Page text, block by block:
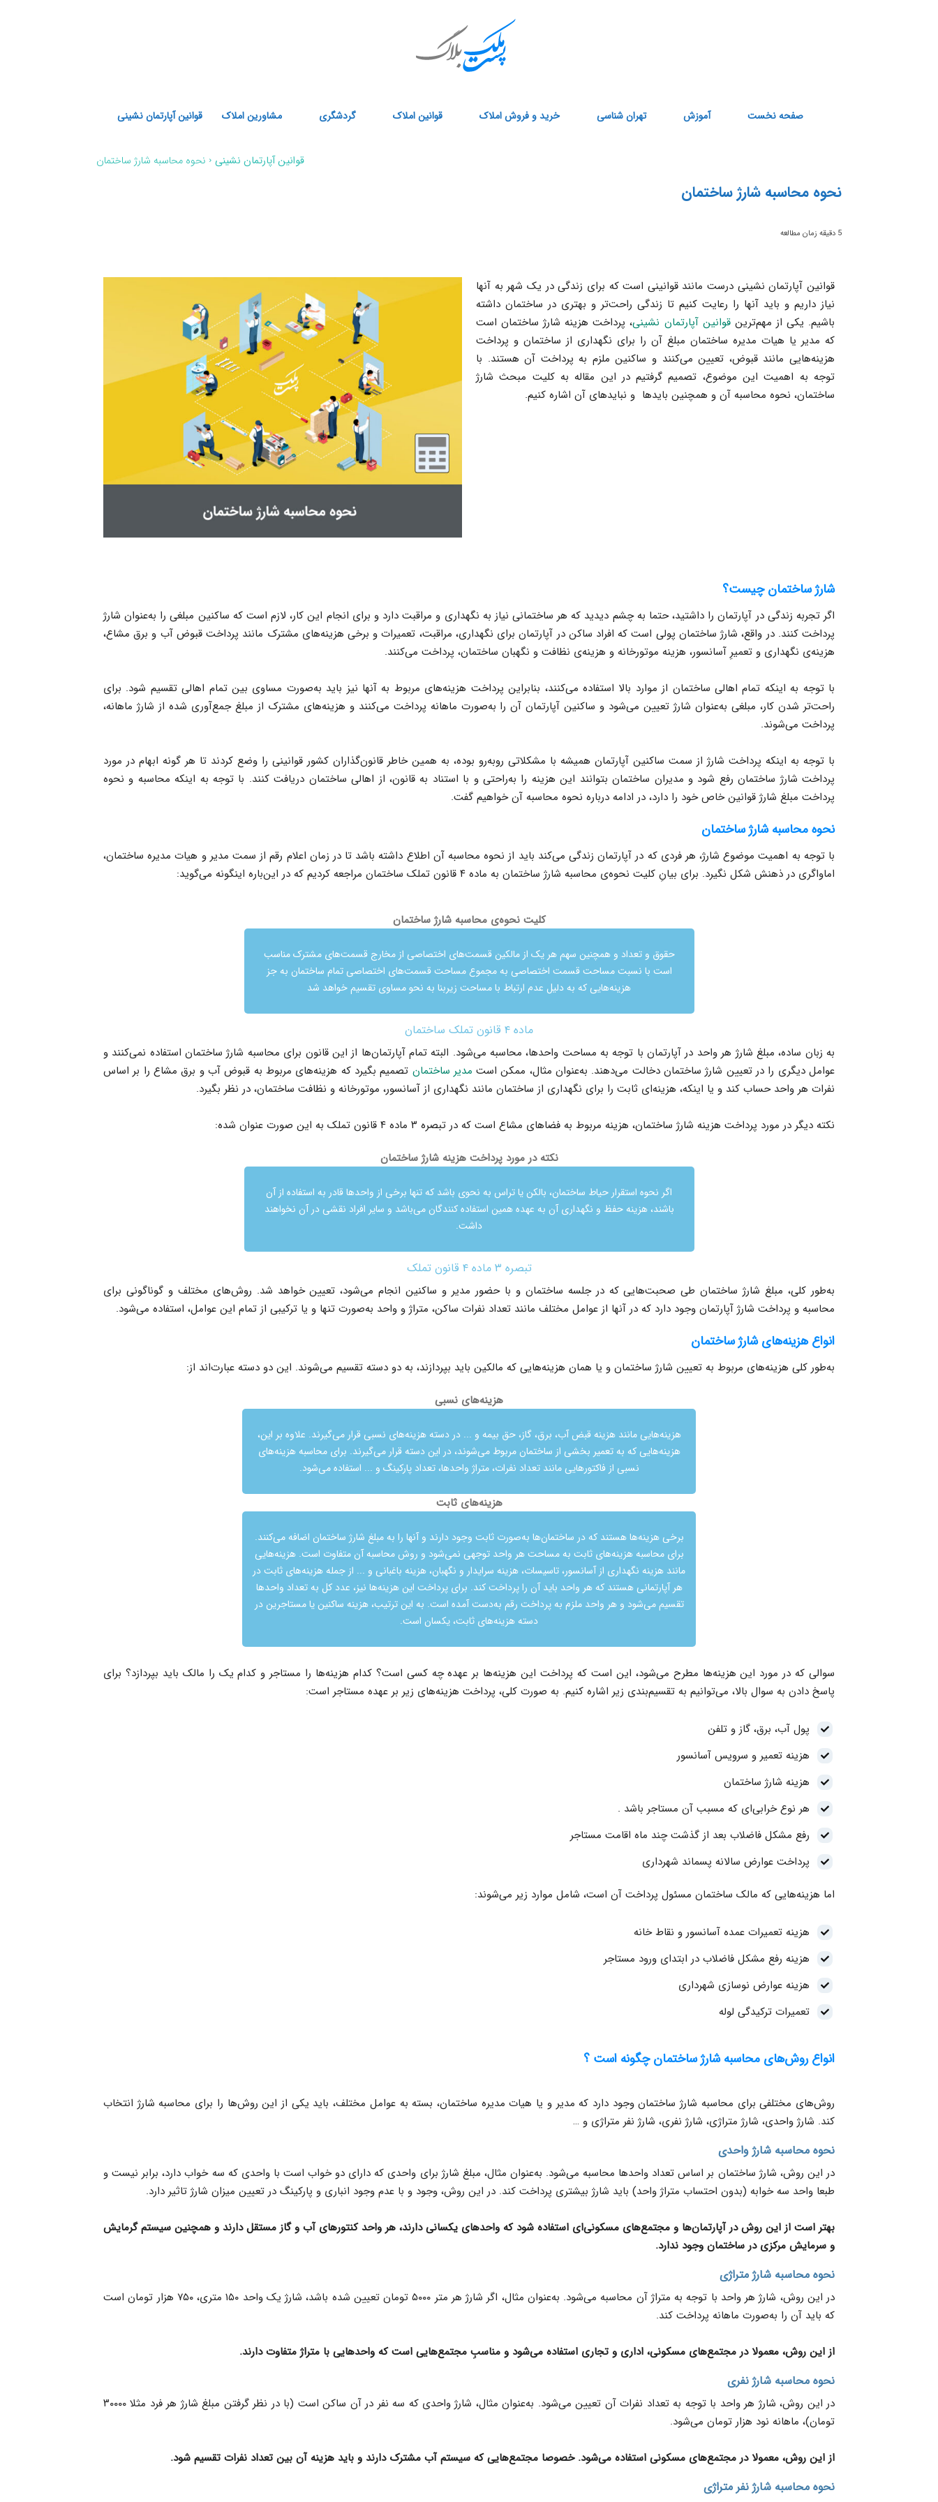
صفحه نخست آموزش تهران شناسی خرید و فروش املاک قوانین املاک گردشگری مشاورین املاک قوانین آپارتمان نشینی
قوانین آپارتمان نشینی نحوه محاسبه شارژ ساختمان
نحوه محاسبه شارژ ساختمان
5 دقیقه زمان مطالعه
قوانین آپارتمان نشینی درست مانند قوانینی است که برای زندگی در یک شهر به آنها
نیاز داریم و باید آنها را رعایت کنیم تا زندگی راحت‌تر و بهتری در ساختمان داشته
باشیم. یکی از مهم‌ترینقوانین آپارتمان نشینی، پرداخت هزینه شارژ ساختمان است
که مدیر یا هیات مدیره ساختمان مبلغ آن را برای نگهداری از ساختمان و پرداخت
هزینه‌هایی مانند قبوض، تعیین می‌کنند و ساکنین ملزم به پرداخت آن هستند. با
توجه به اهمیت این موضوع، تصمیم گرفتیم در این مقاله به کلیت مبحث شارژ
ساختمان، نحوه محاسبه آن و همچنین بایدها و نبایدهای آن اشاره کنیم.
شارژ ساختمان چیست؟
اگر تجربه زندگی در آپارتمان را داشتید، حتما به چشم دیدید که هر ساختمانی نیاز به نگهداری و مراقبت دارد و برای انجام این کار، لازم است که ساکنین مبلغی را به‌عنوان شارژ
پرداخت کنند. در واقع، شارژ ساختمان پولی است که افراد ساکن در آپارتمان برای نگهداری، مراقبت، تعمیرات و برخی هزینه‌های مشترک مانند پرداخت قبوض آب و برق مشاع،
هزینه‌ی نگهداری و تعمیرِ آسانسور، هزینه موتورخانه و هزینه‌ی نظافت و نگهبان ساختمان، پرداخت می‌کنند.
با توجه به اینکه تمام اهالی ساختمان از موارد بالا استفاده می‌کنند، بنابراین پرداخت هزینه‌های مربوط به آنها نیز باید به‌صورت مساوی بین تمام اهالی تقسیم شود. برای
راحت‌تر شدن کار، مبلغی به‌عنوان شارژ تعیین می‌شود و ساکنین آپارتمان آن را به‌صورت ماهانه پرداخت می‌کنند و هزینه‌های مشترک از مبلغ جمع‌آوری شده از شارژ ماهانه،
پرداخت می‌شوند.
با توجه به اینکه پرداخت شارژ از سمت ساکنین آپارتمان همیشه با مشکلاتی روبه‌رو بوده، به همین خاطر قانون‌گذاران کشور قوانینی را وضع کردند تا هر گونه ابهام در مورد
پرداخت شارژ ساختمان رفع شود و مدیران ساختمان بتوانند این هزینه را به‌راحتی و با استناد به قانون، از اهالی ساختمان دریافت کنند. با توجه به اینکه محاسبه و نحوه
پرداخت مبلغ شارژ قوانین خاص خود را دارد، در ادامه درباره نحوه محاسبه آن خواهیم گفت.
نحوه محاسبه شارژ ساختمان
با توجه به اهمیت موضوع شارژ، هر فردی که در آپارتمان زندگی می‌کند باید از نحوه محاسبه آن اطلاع داشته باشد تا در زمان اعلام رقم از سمت مدیر و هیات مدیره ساختمان،
اما‌واگری در ذهنش شکل نگیرد. برای بیانِ کلیت نحوه‌ی محاسبه شارژ ساختمان به ماده ۴ قانون تملک ساختمان مراجعه کردیم که در این‌باره اینگونه می‌گوید:
کلیت نحوه‌ی محاسبه شارژ ساختمان
حقوق و تعداد و همچنین سهم هر یک از مالکین قسمت‌های اختصاصی از مخارج قسمت‌های مشترک مناسب
است با نسبت مساحت قسمت اختصاصی به مجموع مساحت قسمت‌های اختصاصی تمام ساختمان به جز
هزینه‌هایی که به دلیل عدم ارتباط با مساحت زیربنا به نحو مساوی تقسیم خواهد شد
ماده ۴ قانون تملک ساختمان
به زبان ساده، مبلغ شارژ هر واحد در آپارتمان با توجه به مساحت واحدها، محاسبه می‌شود. البته تمام آپارتمان‌ها از این قانون برای محاسبه شارژ ساختمان استفاده نمی‌کنند و
عوامل دیگری را در تعیین شارژ ساختمان دخالت می‌دهند. به‌عنوان مثال، ممکن است مدیر ساختمان تصمیم بگیرد که هزینه‌های مربوط به قبوض آب و برق مشاع را بر اساس
نفرات هر واحد حساب کند و یا اینکه، هزینه‌ای ثابت را برای نگهداری از ساختمان مانند نگهداری از آسانسور، موتورخانه و نظافت ساختمان، در نظر بگیرد.
نکته دیگر در مورد پرداخت هزینه شارژ ساختمان، هزینه مربوط به فضاهای مشاع است که در تبصره ۳ ماده ۴ قانون تملک به این صورت عنوان شده:
نکته در مورد پرداخت هزینه شارژ ساختمان
اگر نحوه استقرار حیاط ساختمان، بالکن یا تراس به نحوی باشد که تنها برخی از واحدها قادر به استفاده از آن
باشند، هزینه حفظ و نگهداری آن به عهده همین استفاده کنندگان می‌باشد و سایر افراد نقشی در آن نخواهند
داشت.
تبصره ۳ ماده ۴ قانون تملک
به‌طور کلی، مبلغ شارژ ساختمان طی صحبت‌هایی که در جلسه ساختمان و با حضور مدیر و ساکنین انجام می‌شود، تعیین خواهد شد. روش‌های مختلف و گوناگونی برای
محاسبه و پرداخت شارژ آپارتمان وجود دارد که در آنها از عوامل مختلف مانند تعداد نفرات ساکن، متراژ و واحد به‌صورت تنها و یا ترکیبی از تمام این عوامل، استفاده می‌شود.
انواع هزینه‌های شارژ ساختمان
به‌طور کلی هزینه‌های مربوط به تعیین شارژ ساختمان و یا همان هزینه‌هایی که مالکین باید بپردازند، به دو دسته تقسیم می‌شوند. این دو دسته عبارت‌اند از:
هزینه‌های نسبی
هزینه‌هایی مانند هزینه قبض آب، برق، گاز، حق بیمه و ... در دسته هزینه‌های نسبی قرار می‌گیرند. علاوه بر این،
هزینه‌هایی که به تعمیر بخشی از ساختمان مربوط می‌شوند، در این دسته قرار می‌گیرند. برای محاسبه هزینه‌های
نسبی از فاکتورهایی مانند تعداد نفرات، متراژ واحدها، تعداد پارکینگ و ... استفاده می‌شود.
هزینه‌های ثابت
برخی هزینه‌ها هستند که در ساختمان‌ها به‌صورت ثابت وجود دارند و آنها را به مبلغ شارژ ساختمان اضافه می‌کنند.
برای محاسبه هزینه‌های ثابت به مساحت هر واحد توجهی نمی‌شود و روش محاسبه آن متفاوت است. هزینه‌هایی
مانند هزینه نگهداری از آسانسور، تاسیسات، هزینه سرایدار و نگهبان، هزینه باغبانی و ... از جمله هزینه‌های ثابت در
هر آپارتمانی هستند که هر واحد باید آن را پرداخت کند. برای پرداخت این هزینه‌ها نیز، عدد کل به تعداد واحدها
تقسیم می‌شود و هر واحد ملزم به پرداخت رقم به‌دست آمده است. به این ترتیب، هزینه ساکنین یا مستاجرین در
دسته هزینه‌های ثابت، یکسان است.
سوالی که در مورد این هزینه‌ها مطرح می‌شود، این است که پرداخت این هزینه‌ها بر عهده چه کسی است؟ کدام هزینه‌ها را مستاجر و کدام یک را مالک باید بپردازد؟ برای
پاسخ دادن به سوال بالا، می‌توانیم به تقسیم‌بندی زیر اشاره کنیم. به صورت کلی، پرداخت هزینه‌های زیر بر عهده مستاجر است:
پول آب، برق، گاز و تلفن
هزینه تعمیر و سرویس آسانسور
هزینه شارژ ساختمان
هر نوع خرابی‌ای که مسبب آن مستاجر باشد .
رفع مشکل فاضلاب بعد از گذشت چند ماه اقامت مستاجر
پرداخت عوارض سالانه پسماند شهرداری
اما هزینه‌هایی که مالک ساختمان مسئول پرداخت آن است، شامل موارد زیر می‌شوند:
هزینه تعمیرات عمده آسانسور و نقاط خانه
هزینه رفع مشکل فاضلاب در ابتدای ورود مستاجر
هزینه عوارض نوسازی شهرداری
تعمیرات ترکیدگی لوله
انواع روش‌های محاسبه شارژ ساختمان چگونه است ؟
روش‌های مختلفی برای محاسبه شارژ ساختمان وجود دارد که مدیر و یا هیات مدیره ساختمان، بسته به عوامل مختلف، باید یکی از این روش‌ها را برای محاسبه شارژ انتخاب
کند. شارژ واحدی، شارژ متراژی، شارژ نفری، شارژ نفر متراژی و …
نحوه محاسبه شارژ واحدی
در این روش، شارژ ساختمان بر اساس تعداد واحدها محاسبه می‌شود. به‌عنوان مثال، مبلغ شارژ برای واحدی که دارای دو خواب است با واحدی که سه خواب دارد، برابر نیست و
طبعا واحد سه خوابه (بدون احتساب متراژ واحد) باید شارژ بیشتری پرداخت کند. در این روش، وجود و با عدم وجود انباری و پارکینگ در تعیین میزان شارژ تاثیر دارد.
بهتر است از این روش در آپارتمان‌ها و مجتمع‌های مسکونی‌ای استفاده شود که واحدهای یکسانی دارند، هر واحد کنتورهای آب و گاز مستقل دارند و همچنین سیستم گرمایش
و سرمایش مرکزی در ساختمان وجود ندارد.
نحوه محاسبه شارژ متراژی
در این روش، شارژ هر واحد با توجه به متراژ آن محاسبه می‌شود. به‌عنوان مثال، اگر شارژ هر متر ۵۰۰۰ تومان تعیین شده باشد، شارژ یک واحد ۱۵۰ متری، ۷۵۰ هزار تومان است
که باید آن را به‌صورت ماهانه پرداخت کند.
از این روش، معمولا در مجتمع‌های مسکونی، اداری و تجاری استفاده می‌شود و مناسبِ مجتمع‌هایی است که واحدهایی با متراژ متفاوت دارند.
نحوه محاسبه شارژ نفری
در این روش، شارژ هر واحد با توجه به تعداد نفرات آن تعیین می‌شود. به‌عنوان مثال، شارژ واحدی که سه نفر در آن ساکن است (با در نظر گرفتن مبلغ شارژ هر فرد مثلا ۳۰۰۰۰
تومان)، ماهانه نود هزار تومان می‌شود.
از این روش، معمولا در مجتمع‌های مسکونی استفاده می‌شود. خصوصا مجتمع‌هایی که سیستم آب مشترک دارند و باید هزینه آن بین تعداد نفرات تقسیم شود.
نحوه محاسبه شارژ نفر متراژی